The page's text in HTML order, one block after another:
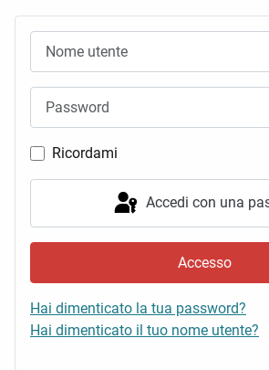
Ricordami
Accedi con una
Accesso
Hai dimenticato la tua password?
Hai dimenticato il tuo nome utente?